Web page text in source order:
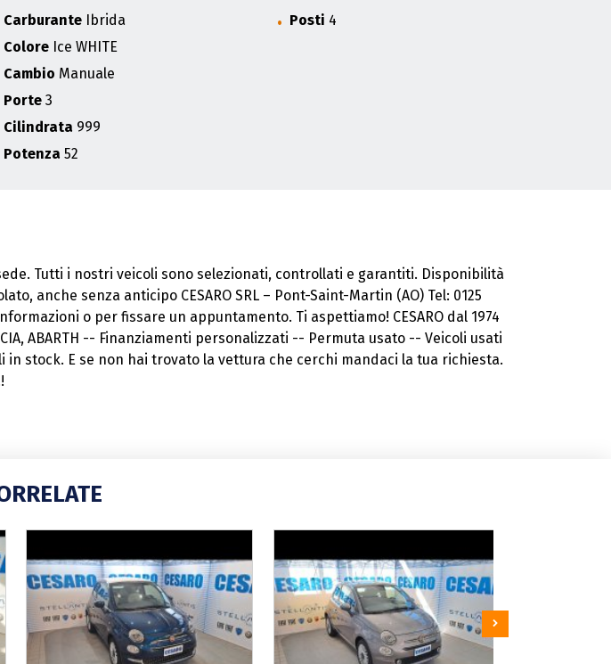
Carburante Ibrida
Colore Ice WHITE
Cambio Manuale
Porte3
Cilindrata 999
Potenza52
Posti 4
Tutti i nostri veicoli sono selezionati, controllati e garantiti. Disponibilità
anche senza anticipo CESARO SRL – Pont-Saint-Martin (AO) Tel: 0125
o per fissare un appuntamento. Ti aspettiamo! CESARO dal 1974
ABARTH -- Finanziamenti personalizzati -- Permuta usato -- Veicoli usati
stock. E se non hai trovato la vettura che cerchi mandaci la tua richiesta.